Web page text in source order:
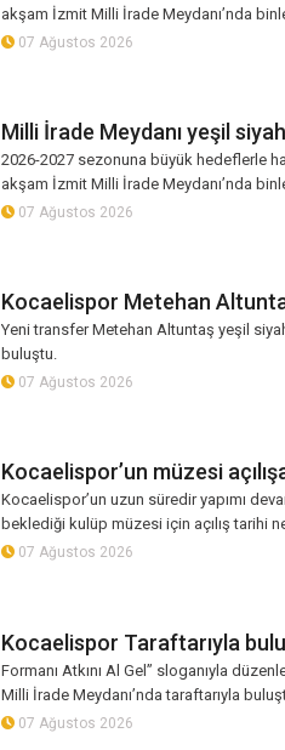
akşam İzmit Milli İrade Meydanı’nda
07 Ağustos 2026
Milli İrade Meydanı yeşil
2026-2027 sezonuna büyük hedeflerle
akşam İzmit Milli İrade Meydanı’nda
07 Ağustos 2026
Kocaelispor Metehan
Yeni transfer Metehan Altuntaş yeşil
buluştu.
07 Ağustos 2026
Kocaelispor’un müzesi
Kocaelispor’un uzun süredir yapımı
beklediği kulüp müzesi için açılış tarihi
07 Ağustos 2026
Kocaelispor Taraftarıyla
Formanı Atkını Al Gel” sloganıyla
Milli İrade Meydanı’nda taraftarıyla
07 Ağustos 2026